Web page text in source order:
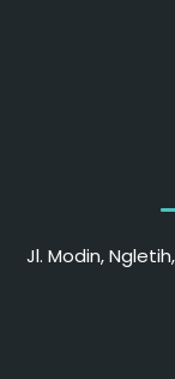
Jl. Modin,